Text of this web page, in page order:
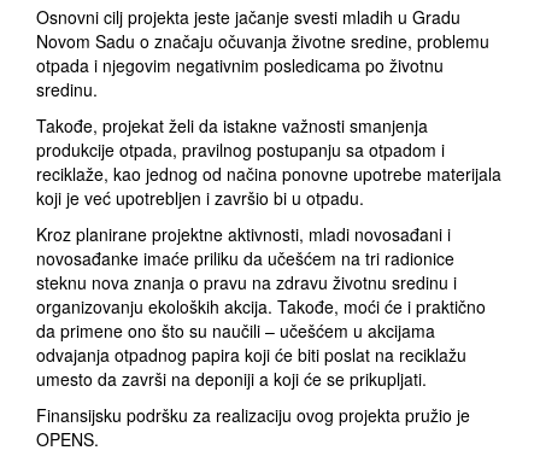
Osnovni cilj projekta jeste jačanje svesti mladih u Gradu
Novom Sadu o značaju očuvanja životne sredine, problemu
otpada i njegovim negativnim posledicama po životnu
sredinu.
Takođe, projekat želi da istakne važnosti smanjenja
produkcije otpada, pravilnog postupanju sa otpadom i
reciklaže, kao jednog od načina ponovne upotrebe materijala
koji je već upotrebljen i završio bi u otpadu.
Kroz planirane projektne aktivnosti, mladi novosađani i
novosađanke imaće priliku da učešćem na tri radionice
steknu nova znanja o pravu na zdravu životnu sredinu i
organizovanju ekoloških akcija. Takođe, moći će i praktično
da primene ono što su naučili – učešćem u akcijama
odvajanja otpadnog papira koji će biti poslat na reciklažu
umesto da završi na deponiji a koji će se prikupljati.
Finansijsku podršku za realizaciju ovog projekta pružio je
OPENS.